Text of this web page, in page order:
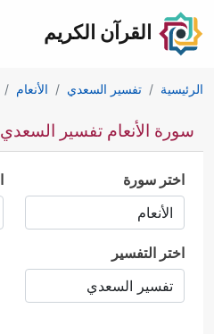
القرآن الكريم
الرئيسية تفسير السعدي الأنعام
سورة الأنعام تفسير السعدي
اختر سورة
اختر التفسير